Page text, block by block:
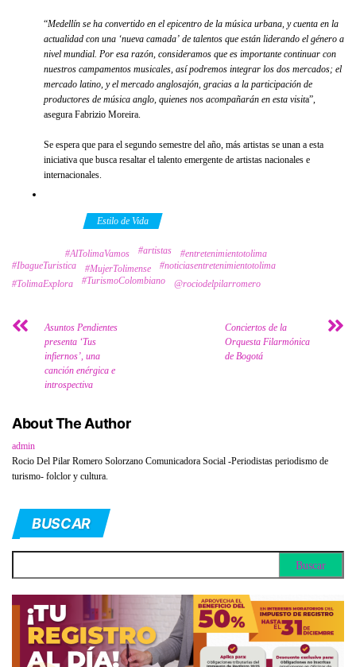
“Medellín se ha convertido en el epicentro de la música urbana, y cuenta en la
actualidad con una ‘nueva camada’ de talentos que están liderando el género a
nivel mundial. Por esa razón, consideramos que es importante continuar con
nuestros campamentos musicales, así podremos integrar los dos mercados; el
mercado latino, y el mercado anglosajón, gracias a la participación de
productores de música anglo, quienes nos acompañarán en esta visita”,
asegura Fabrizio Moreira.
Se espera que para el segundo semestre del año, más artistas se unan a esta
iniciativa que busca resaltar el talento emergente de artistas nacionales e
internacionales.
Estilo de Vida
#AlTolimaVamos #artistas
#entretenimientotolima
#IbagueTuristica
#MujerTolimense
#noticiasentretenimientotolima
#TolimaExplora
#TurismoColombiano @rociodelpilarromero
Asuntos Pendientes
presenta ‘Tus
infiernos’, una
canción enérgica e
introspectiva
Conciertos de la
Orquesta Filarmónica
de Bogotá
About The Author
admin
Rocio Del Pilar Romero Solorzano Comunicadora Social -Periodistas periodismo de
turismo- folclor y cultura.
BUSCAR